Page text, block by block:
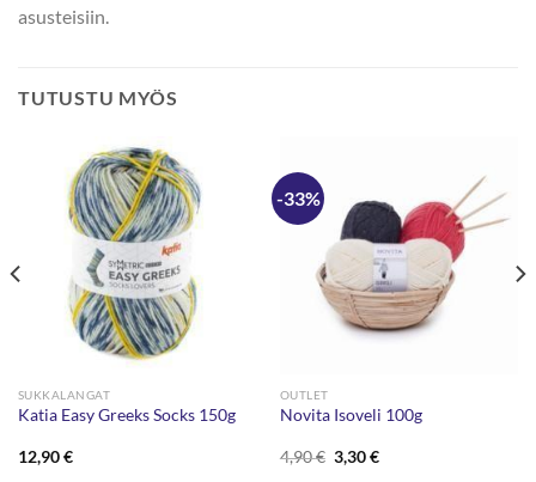
asusteisiin.
TUTUSTU MYÖS
SUKKALANGAT
Katia Easy Greeks Socks 150g
12,90€
-33%
OUTLET
Novita Isoveli 100g
4,90€ Alkuperäinen
hinta
3,30€Nykyinen